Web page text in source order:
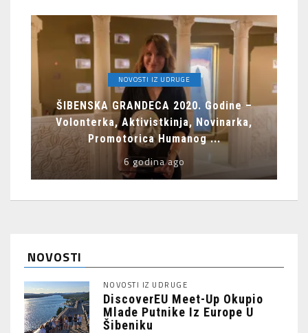
NOVOSTI IZ UDRUGE
ŠIBENSKA GRANDECA 2020. Godine –
Volonterka, Aktivistkinja, Novinarka,
Promotorica Humanog ...
6 godina ago
NOVOSTI
NOVOSTI IZ UDRUGE
DiscoverEU Meet-Up Okupio
Mlade Putnike Iz Europe U
Šibeniku